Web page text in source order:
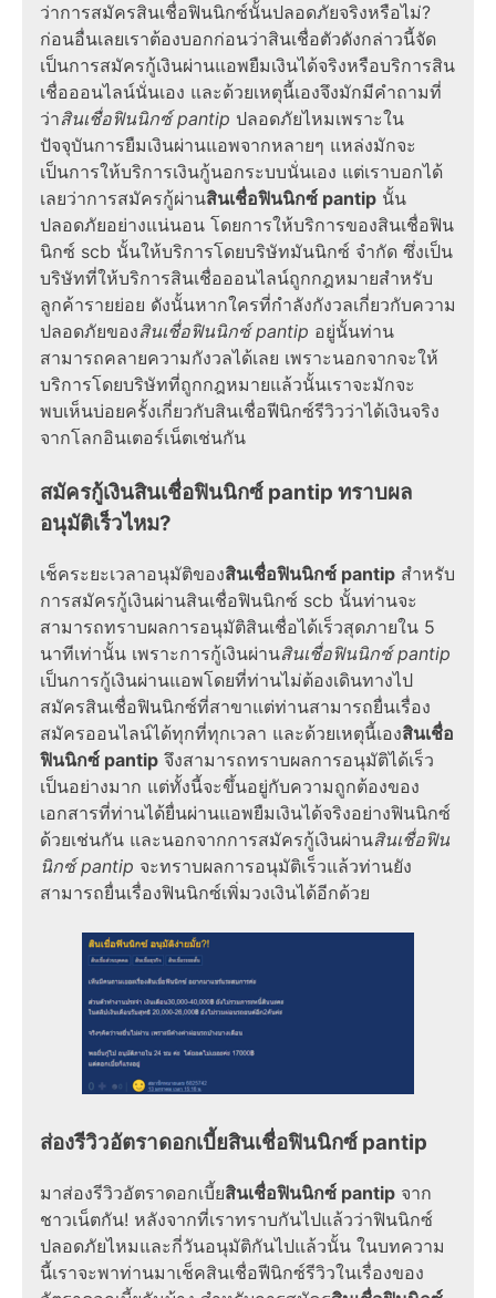
ว่าการสมัครสินเชื่อฟินนิกซ์นั้นปลอดภัยจริงหรือไม่?
ก่อนอื่นเลยเราต้องบอกก่อนว่าสินเชื่อตัวดังกล่าวนี้จัด
เป็นการสมัครกู้เงินผ่านแอพยืมเงินได้จริงหรือบริการสิน
เชื่อออนไลน์นั่นเอง และด้วยเหตุนี้เองจึงมักมีคำถามที่
ว่าสินเชื่อฟินนิกซ์ pantip ปลอดภัยไหมเพราะใน
ปัจจุบันการยืมเงินผ่านแอพจากหลายๆ แหล่งมักจะ
เป็นการให้บริการเงินกู้นอกระบบนั่นเอง แต่เราบอกได้
เลยว่าการสมัครกู้ผ่านสินเชื่อฟินนิกซ์ pantip นั้น
ปลอดภัยอย่างแน่นอน โดยการให้บริการของสินเชื่อฟิน
นิกซ์ scb นั้นให้บริการโดยบริษัทมันนิกซ์ จํากัด ซึ่งเป็น
บริษัทที่ให้บริการสินเชื่อออนไลน์ถูกกฎหมายสำหรับ
ลูกค้ารายย่อย ดังนั้นหากใครที่กำลังกังวลเกี่ยวกับความ
ปลอดภัยของสินเชื่อฟินนิกซ์ pantip อยู่นั้นท่าน
สามารถคลายความกังวลได้เลย เพราะนอกจากจะให้
บริการโดยบริษัทที่ถูกกฎหมายแล้วนั้นเราจะมักจะ
พบเห็นบ่อยครั้งเกี่ยวกับสินเชื่อฟีนิกซ์รีวิวว่าได้เงินจริง
จากโลกอินเตอร์เน็ตเช่นกัน
สมัครกู้เงินสินเชื่อฟินนิกซ์ pantip ทราบผล
อนุมัติเร็วไหม?
เช็คระยะเวลาอนุมัติของสินเชื่อฟินนิกซ์ pantip สำหรับ
การสมัครกู้เงินผ่านสินเชื่อฟินนิกซ์ scb นั้นท่านจะ
สามารถทราบผลการอนุมัติสินเชื่อได้เร็วสุดภายใน 5
นาทีเท่านั้น เพราะการกู้เงินผ่านสินเชื่อฟินนิกซ์ pantip
เป็นการกู้เงินผ่านแอพโดยที่ท่านไม่ต้องเดินทางไป
สมัครสินเชื่อฟินนิกซ์ที่สาขาแต่ท่านสามารถยื่นเรื่อง
สมัครออนไลน์ได้ทุกที่ทุกเวลา และด้วยเหตุนี้เองสินเชื่อ
ฟินนิกซ์ pantip จึงสามารถทราบผลการอนุมัติได้เร็ว
เป็นอย่างมาก แต่ทั้งนี้จะขึ้นอยู่กับความถูกต้องของ
เอกสารที่ท่านได้ยื่นผ่านแอพยืมเงินได้จริงอย่างฟินนิกซ์
ด้วยเช่นกัน และนอกจากการสมัครกู้เงินผ่านสินเชื่อฟิน
นิกซ์ pantip จะทราบผลการอนุมัติเร็วแล้วท่านยัง
สามารถยื่นเรื่องฟินนิกซ์เพิ่มวงเงินได้อีกด้วย
ส่องรีวิวอัตราดอกเบี้ยสินเชื่อฟินนิกซ์ pantip
มาส่องรีวิวอัตราดอกเบี้ยสินเชื่อฟินนิกซ์ pantip จาก
ชาวเน็ตกัน! หลังจากที่เราทราบกันไปแล้วว่าฟินนิกซ์
ปลอดภัยไหมและกี่วันอนุมัติกันไปแล้วนั้น ในบทความ
นี้เราจะพาท่านมาเช็คสินเชื่อฟีนิกซ์รีวิวในเรื่องของ